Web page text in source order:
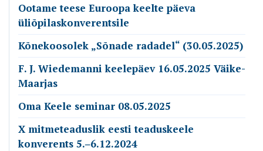
Ootame teese Euroopa keelte päeva
üliõpilaskonverentsile
Kõnekoosolek „Sõnade radadel“ (30.05.2025)
F. J. Wiedemanni keelepäev 16.05.2025 Väike-
Maarjas
Oma Keele seminar 08.05.2025
X mitmeteaduslik eesti teaduskeele
konverents 5.‒6.12.2024